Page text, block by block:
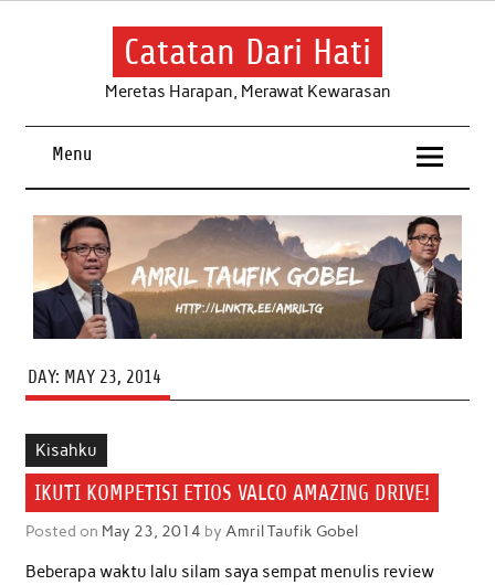
Skip
Catatan Dari Hati
Meretas Harapan, Merawat Kewarasan
Menu
DAY: MAY 23, 2014
Kisahku
IKUTI KOMPETISI ETIOS VALCO AMAZING DRIVE!
Posted on May 23, 2014 by Amril Taufik Gobel
Beberapa waktu lalu silam saya sempat menulis review